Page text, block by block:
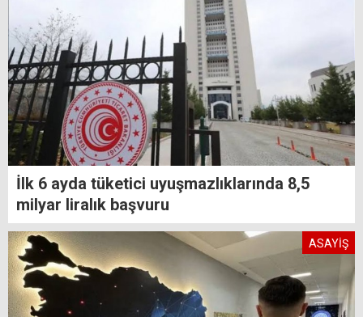
İlk 6 ayda tüketici uyuşmazlıklarında 8,5
milyar liralık başvuru
ASAYİŞ